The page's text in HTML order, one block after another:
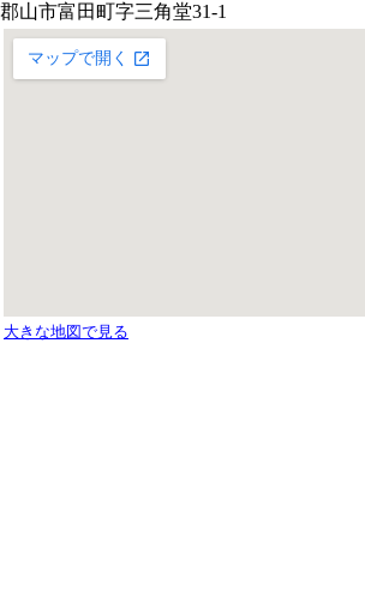
郡山市富田町字三角堂31-1
大きな地図で見る